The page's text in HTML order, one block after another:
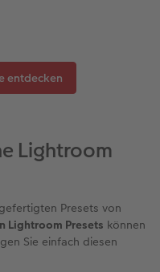
entdecken
Lightroom
Presets von
Lightroom Presets können
Sie einfach diesen